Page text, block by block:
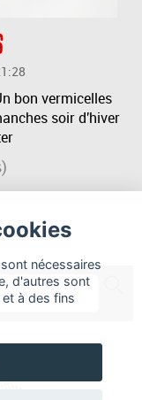
bon vermicelles
soir d'hiver
nécessaires
d'autres sont
à des fins